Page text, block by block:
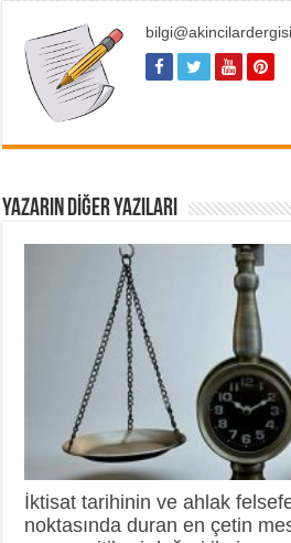
YAZARIN DIĞER YAZILARI
İktisat tarihinin ve ahlak
noktasında duran en çetin